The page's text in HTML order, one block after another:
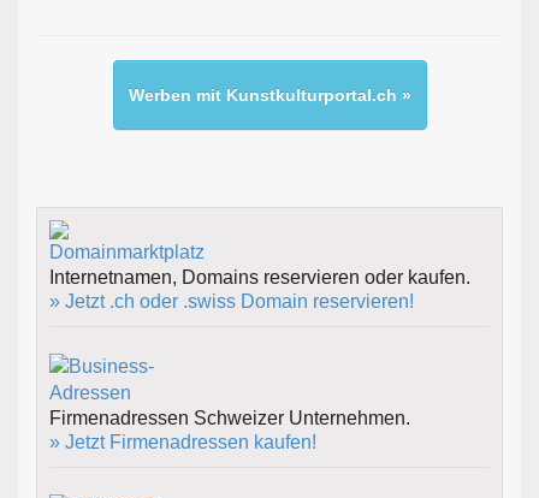
Werben mit Kunstkulturportal.ch »
Internetnamen, Domains reservieren oder kaufen.
» Jetzt .ch oder .swiss Domain reservieren!
Firmenadressen Schweizer Unternehmen.
» Jetzt Firmenadressen kaufen!